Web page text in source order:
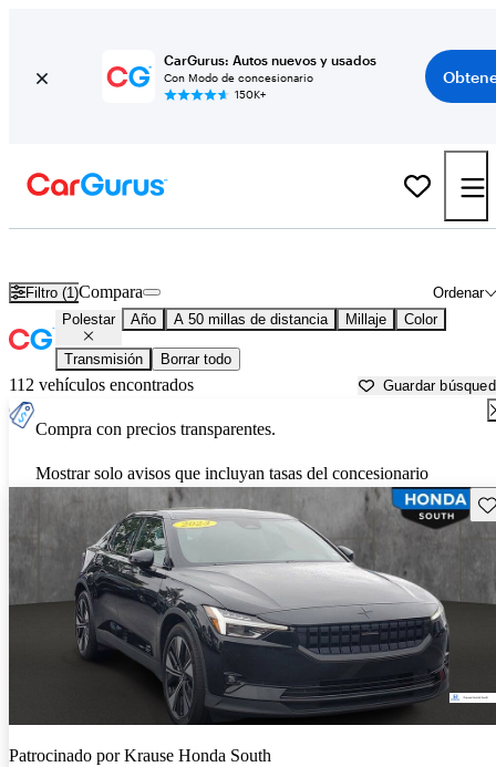
CarGurus: Autos nuevos y usados
Con Modo de concesionario
150K+
Filtro (1) Ordenar
Compara
Polestar Año A 50 millas de distancia Millaje Color
Transmisión Borrar todo
112 vehículos encontrados Guardar
Compra con precios transparentes.
Mostrar solo avisos que incluyan tasas del concesionario
Patrocinado porKrause Honda South